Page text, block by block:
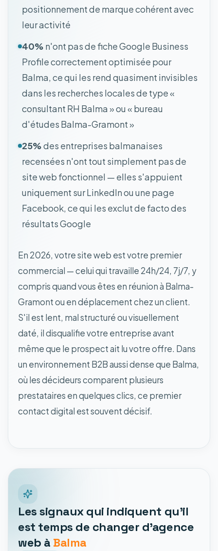
positionnement de marque cohérent avec
leur activité
40% n'ont pas de fiche Google Business
Profile correctement optimisée pour
Balma, ce qui les rend quasiment invisibles
dans les recherches locales de type «
consultant RH Balma » ou « bureau
d'études Balma-Gramont »
25%des entreprises balmanaises
recensées n'ont tout simplement pas de
site web fonctionnel — elles s'appuient
uniquement sur LinkedIn ou une page
Facebook, ce qui les exclut de facto des
résultats Google
En 2026, votre site web est votre premier
commercial — celui qui travaille 24h/24, 7j/7, y
compris quand vous êtes en réunion à Balma-
Gramont ou en déplacement chez un client.
S'il est lent, mal structuré ou visuellement
daté, il disqualifie votre entreprise avant
même que le prospect ait lu votre offre. Dans
un environnement B2B aussi dense que Balma,
où les décideurs comparent plusieurs
prestataires en quelques clics, ce premier
contact digital est souvent décisif.
Les signaux qui indiquent qu'il
est temps de changer d'agence
web à Balma